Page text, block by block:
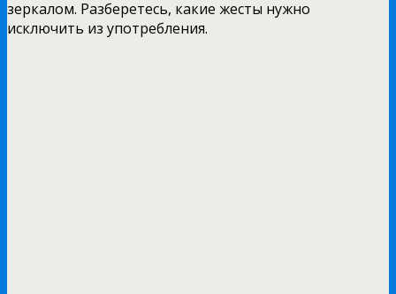
зеркалом. Разберетесь, какие жесты нужно
исключить из употребления.